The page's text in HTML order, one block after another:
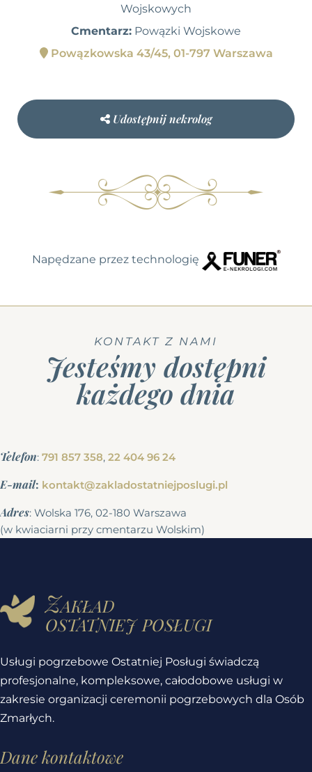
Wojskowych
Cmentarz: Powązki Wojskowe
Powązkowska 43/45, 01-797 Warszawa
Udostępnij nekrolog
Napędzane przez technologię
KONTAKT Z NAMI
Jesteśmy dostępni
każdego dnia
Telefon: 791 857 358, 22 404 96 24
E-mail: kontakt@zakladostatniejposlugi.pl
Adres: Wolska 176, 02-180 Warszawa
(w kwiaciarni przy cmentarzu Wolskim)
Zakład
ostatniej posługi
Usługi pogrzebowe Ostatniej Posługi świadczą
profesjonalne, kompleksowe, całodobowe usługi w
zakresie organizacji ceremonii pogrzebowych dla Osób
Zmarłych.
Dane kontaktowe